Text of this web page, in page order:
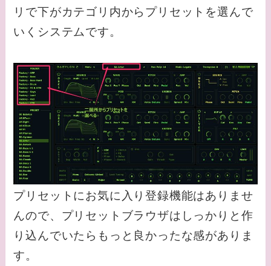
リで下がカテゴリ内からプリセットを選んで
いくシステムです。
プリセットにお気に入り登録機能はありませ
んので、プリセットブラウザはしっかりと作
り込んでいたらもっと良かったな感がありま
す。